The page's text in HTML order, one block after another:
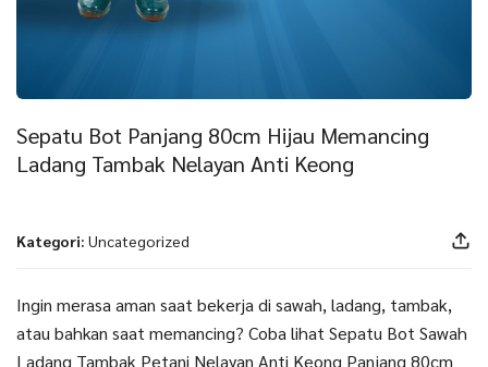
Sepatu Bot Panjang 80cm Hijau Memancing
Ladang Tambak Nelayan Anti Keong
Kategori: Uncategorized
Ingin merasa aman saat bekerja di sawah, ladang, tambak,
atau bahkan saat memancing? Coba lihat Sepatu Bot Sawah
Ladang Tambak Petani Nelayan Anti Keong Panjang 80cm